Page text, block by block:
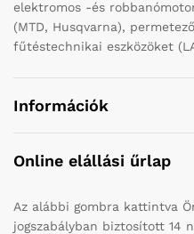
elektromos -és
(MTD, Husqvarna),
fűtéstechnikai eszközöket
Információk
Online elállási űrlap
Az alábbi gombra kattintva
jogszabályban biztosított 14